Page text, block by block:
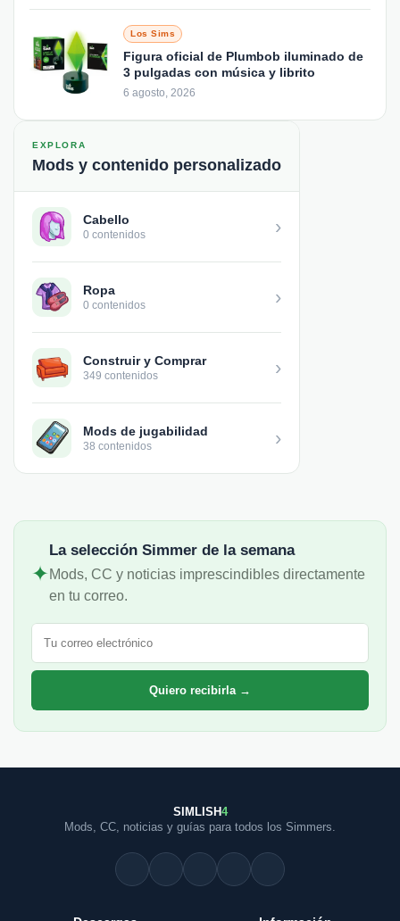
Los Sims
Figura oficial de Plumbob iluminado de
3 pulgadas con música y librito
6 agosto, 2026
EXPLORA
Mods y contenido personalizado
Cabello
0 contenidos ›
Ropa
0 contenidos ›
Construir y Comprar
349 contenidos ›
Mods de jugabilidad
38 contenidos ›
✦
La selección Simmer de la semana
Mods, CC y noticias imprescindibles directamente
en tu correo.
Correo electrónico
Quiero recibirla →
SIMLISH4
Mods, CC, noticias y guías para todos los Simmers.